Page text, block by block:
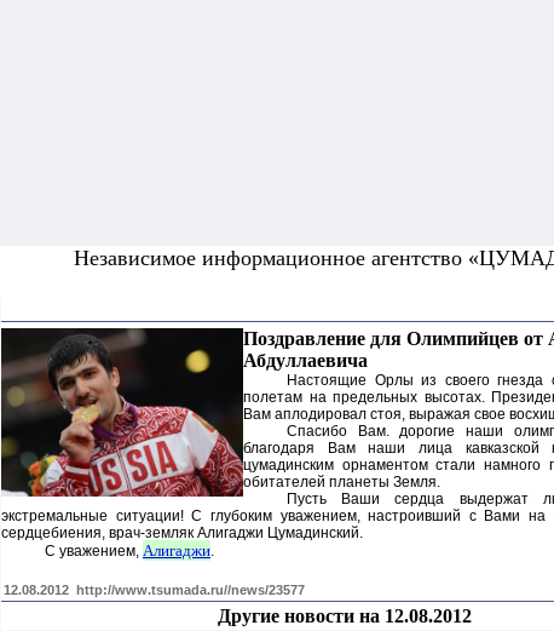
Независимое информационное агентство
Поздравление для Олимпийцев от
Абдуллаевича
Настоящие Орлы из своего гнезда
полетам на предельных высотах.
Вам аплодировал стоя, выражая свое
Спасибо Вам. дорогие наши
благодаря Вам наши лица кавказской
цумадинским орнаментом стали намного
обитателей планеты Земля.
Пусть Ваши сердца выдержат
экстремальные ситуации! С глубоким уважением, настроивший с Вами на
сердцебиения, врач-земляк Алигаджи Цумадинский.
С уважением, Алигаджи.
12.08.2012 http://www.tsumada.ru//news/23577
Другие новости на 12.08.2012